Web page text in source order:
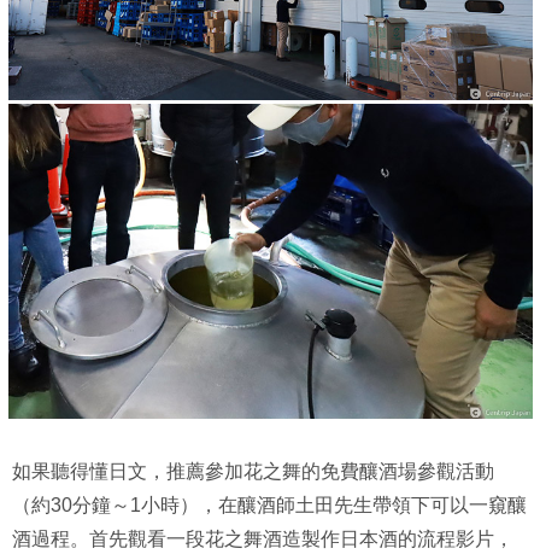
如果聽得懂日文，推薦參加花之舞的免費釀酒場參觀活動
（約30分鐘～1小時），在釀酒師土田先生帶領下可以一窺釀
酒過程。首先觀看一段花之舞酒造製作日本酒的流程影片，